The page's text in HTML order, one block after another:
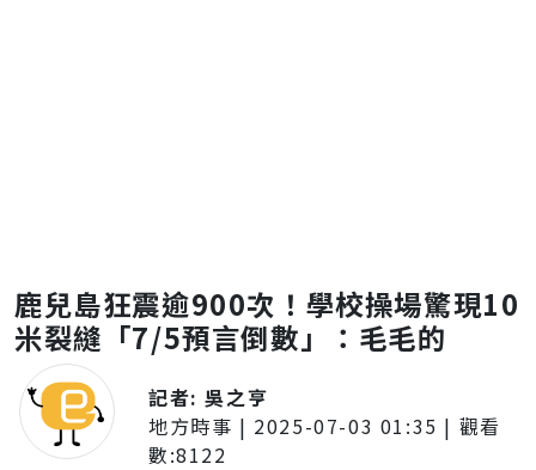
鹿兒島狂震逾900次！學校操場驚現10
米裂縫「7/5預言倒數」：毛毛的
記者:吳之亨
地方時事 | 2025-07-03 01:35 | 觀看
數:8122